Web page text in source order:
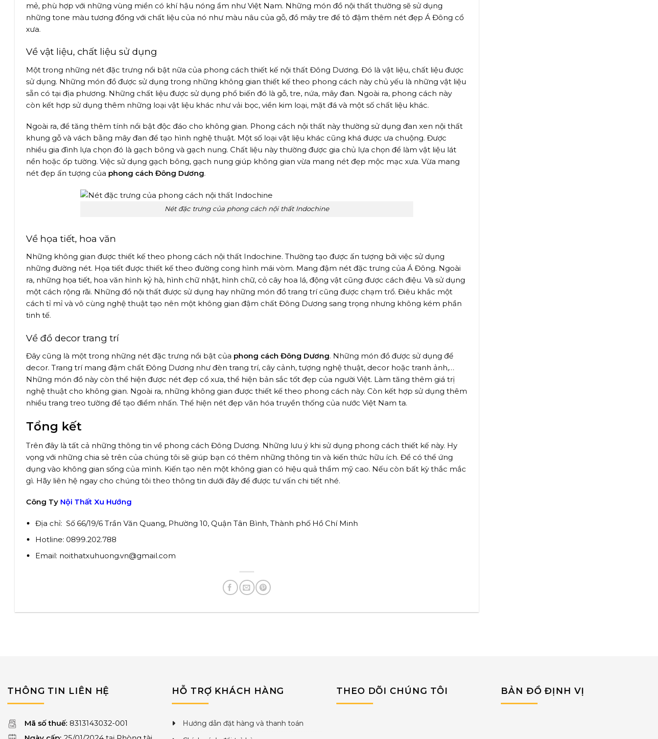
mẻ, phù hợp với những vùng miền có khí hậu nóng ẩm như Việt Nam. Những món đồ nội thất thường sẽ sử dụng
những tone màu tương đồng với chất liệu của nó như màu nâu của gỗ, đồ mây tre để tô đậm thêm nét đẹp Á Đông cổ
xưa.
Về vật liệu, chất liệu sử dụng
Một trong những nét đặc trưng nổi bật nữa của phong cách thiết kế nội thất Đông Dương. Đó là vật liệu, chất liệu được
sử dụng. Những món đồ được sử dụng trong những không gian thiết kế theo phong cách này chủ yếu là những vật liệu
sẵn có tại địa phương. Những chất liệu được sử dụng phổ biến đó là gỗ, tre, nứa, mây đan. Ngoài ra, phong cách này
còn kết hợp sử dụng thêm những loại vật liệu khác như vải bọc, viền kim loại, mặt đá và một số chất liệu khác.
Ngoài ra, để tăng thêm tính nổi bật độc đáo cho không gian. Phong cách nội thất này thường sử dụng đan xen nội thất
khung gỗ và vách bằng mây đan để tạo hình nghệ thuật. Một số loại vật liệu khác cũng khá được ưa chuộng. Được
nhiều gia đình lựa chọn đó là gạch bông và gạch nung. Chất liệu này thường được gia chủ lựa chọn để làm vật liệu lát
nền hoặc ốp tường. Việc sử dụng gạch bông, gạch nung giúp không gian vừa mang nét đẹp mộc mạc xưa. Vừa mang
nét đẹp ấn tượng của phong cách Đông Dương.
Nét đặc trưng của phong cách nội thất Indochine
Về họa tiết, hoa văn
Những không gian được thiết kế theo phong cách nội thất Indochine. Thường tạo được ấn tượng bởi việc sử dụng
những đường nét. Họa tiết được thiết kế theo đường cong hình mái vòm. Mang đậm nét đặc trưng của Á Đông. Ngoài
ra, những họa tiết, hoa văn hình kỷ hà, hình chữ nhật, hình chữ, cỏ cây hoa lá, động vật cũng được cách điệu. Và sử dụng
một cách rộng rãi. Những đồ nội thất được sử dụng hay những món đồ trang trí cũng được chạm trổ. Điêu khắc một
cách tỉ mỉ và vô cùng nghệ thuật tạo nên một không gian đậm chất Đông Dương sang trọng nhưng không kém phần
tinh tế.
Về đồ decor trang trí
Đây cũng là một trong những nét đặc trưng nổi bật của phong cách Đông Dương. Những món đồ được sử dụng để
decor. Trang trí mang đậm chất Đông Dương như đèn trang trí, cây cảnh, tượng nghệ thuật, decor hoặc tranh ảnh,…
Những món đồ này còn thể hiện được nét đẹp cổ xưa, thể hiện bản sắc tốt đẹp của người Việt. Làm tăng thêm giá trị
nghệ thuật cho không gian. Ngoài ra, những không gian được thiết kế theo phong cách này. Còn kết hợp sử dụng thêm
nhiều trang treo tường để tạo điểm nhấn. Thể hiện nét đẹp văn hóa truyền thống của nước Việt Nam ta.
Tổng kết
Trên đây là tất cả những thông tin về phong cách Đông Dương. Những lưu ý khi sử dụng phong cách thiết kế này. Hy
vọng với những chia sẻ trên của chúng tôi sẽ giúp bạn có thêm những thông tin và kiến thức hữu ích. Để có thể ứng
dụng vào không gian sống của mình. Kiến tạo nên một không gian có hiệu quả thẩm mỹ cao. Nếu còn bất kỳ thắc mắc
gì. Hãy liên hệ ngay cho chúng tôi theo thông tin dưới đây để được tư vấn chi tiết nhé.
Công Ty Nội Thất Xu Hướng
Địa chỉ: Số 66/19/6 Trần Văn Quang, Phường 10, Quận Tân Bình, Thành phố Hồ Chí Minh
Hotline: 0899.202.788
Email: noithatxuhuong.vn@gmail.com
THÔNG TIN LIÊN HỆ
Mã số thuế: 8313143032-001
HỖ TRỢ KHÁCH HÀNG
Hướng dẫn đặt hàng và thanh toán
THEO DÕI CHÚNG TÔI BẢN ĐỒ ĐỊNH VỊ